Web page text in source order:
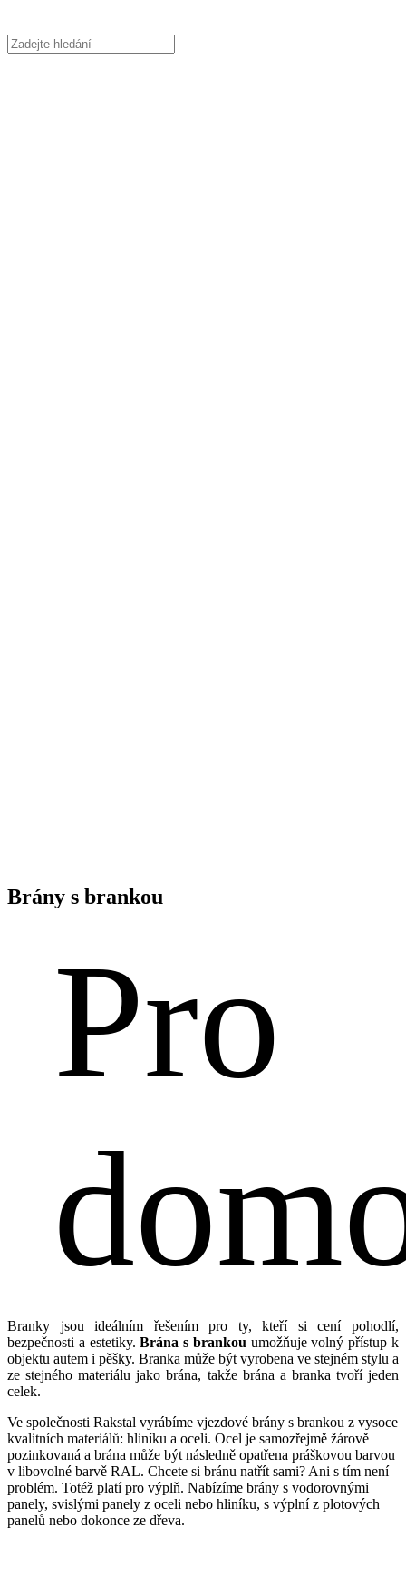
Výroba bran a branek
Brány s brankou
Pro
Branky jsou ideálním řešením pro ty, kteří si cení pohodlí,
bezpečnosti a estetiky.Brána s brankou umožňuje volný přístup k
objektu autem i pěšky. Branka může být vyrobena ve stejném stylu a
ze stejného materiálu jako brána, takže brána a branka tvoří jeden
celek.
Ve společnosti Rakstal vyrábíme vjezdové brány s brankou z vysoce
kvalitních materiálů: hliníku a oceli. Ocel je samozřejmě žárově
pozinkovaná a brána může být následně opatřena práškovou barvou
v libovolné barvě RAL. Chcete si bránu natřít sami? Ani s tím není
problém. Totéž platí pro výplň. Nabízíme brány s vodorovnými
panely, svislými panely z oceli nebo hliníku, s výplní z plotových
panelů nebo dokonce ze dřeva.